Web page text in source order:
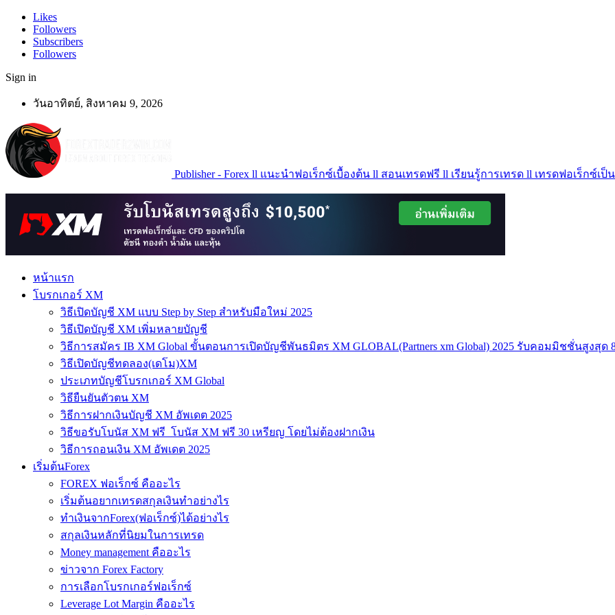
Likes
Followers
Subscribers
Followers
Sign in
วันอาทิตย์, สิงหาคม 9, 2026
Publisher - Forex ll แนะนำฟอเร็กซ์เบื้องต้น ll สอนเทรดฟรี ll เรียนรู้การเทรด ll เทรดฟอเร็กซ์เป็
หน้าแรก
โบรกเกอร์ XM
วิธีเปิดบัญชี XM แบบ Step by Step สำหรับมือใหม่ 2025
วิธีเปิดบัญชี XM เพิ่มหลายบัญชี
วิธีการสมัคร IB XM Global ขั้นตอนการเปิดบัญชีพันธมิตร XM GLOBAL(Partners xm Global) 2025 รับคอมมิชชั่นสูงสุด
วิธีเปิดบัญชีทดลอง(เดโม)XM
ประเภทบัญชีโบรกเกอร์ XM Global
วิธียืนยันตัวตน XM
วิธีการฝากเงินบัญชี XM อัพเดต 2025
วิธีขอรับโบนัส XM ฟรี โบนัส XM ฟรี 30 เหรียญ โดยไม่ต้องฝากเงิน
วิธีการถอนเงิน XM อัพเดต 2025
เริ่มต้นForex
FOREX ฟอเร็กซ์ คืออะไร
เริ่มต้นอยากเทรดสกุลเงินทำอย่างไร
ทำเงินจากForex(ฟอเร็กซ์)ได้อย่างไร
สกุลเงินหลักที่นิยมในการเทรด
Money management คืออะไร
ข่าวจาก Forex Factory
การเลือกโบรกเกอร์ฟอเร็กซ์
Leverage Lot Margin คืออะไร